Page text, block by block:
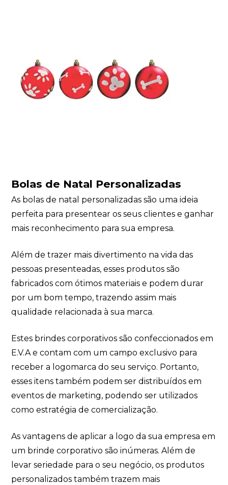
Bolas de Natal Personalizadas
As bolas de natal personalizadas são uma ideia
perfeita para presentear os seus clientes e ganhar
mais reconhecimento para sua empresa.
Além de trazer mais divertimento na vida das
pessoas presenteadas, esses produtos são
fabricados com ótimos materiais e podem durar
por um bom tempo, trazendo assim mais
qualidade relacionada à sua marca.
Estes brindes corporativos são confeccionados em
E.V.A e contam com um campo exclusivo para
receber a logomarca do seu serviço. Portanto,
esses itens também podem ser distribuídos em
eventos de marketing, podendo ser utilizados
como estratégia de comercialização.
As vantagens de aplicar a logo da sua empresa em
um brinde corporativo são inúmeras. Além de
levar seriedade para o seu negócio, os produtos
personalizados também trazem mais